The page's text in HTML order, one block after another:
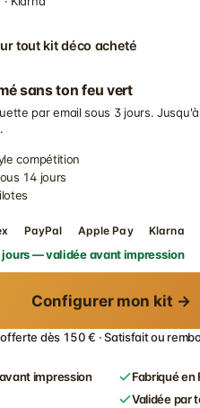
tout kit déco acheté
sans ton feu vert
par email sous 3 jours.
compétition
14 jours
PayPal Apple Pay Klarna
— validée avant impression
Configurer mon kit →
dès 150 € · Satisfait ou
impression
Fabriqué en
Validée par